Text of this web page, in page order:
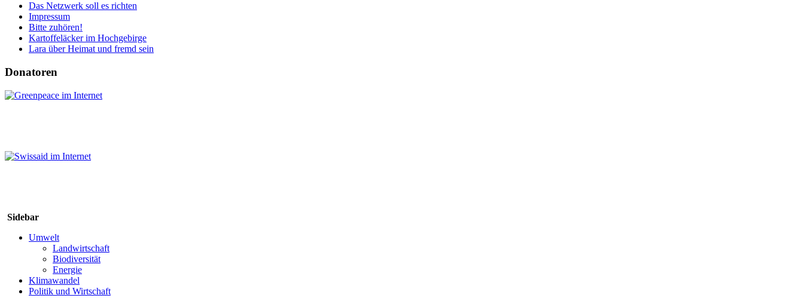
Das Netzwerk soll es richten
Impressum
Bitte zuhören!
Kartoffeläcker im Hochgebirge
Lara über Heimat und fremd sein
Donatoren
Sidebar
Umwelt
Landwirtschaft
Biodiversität
Energie
Klimawandel
Politik und Wirtschaft